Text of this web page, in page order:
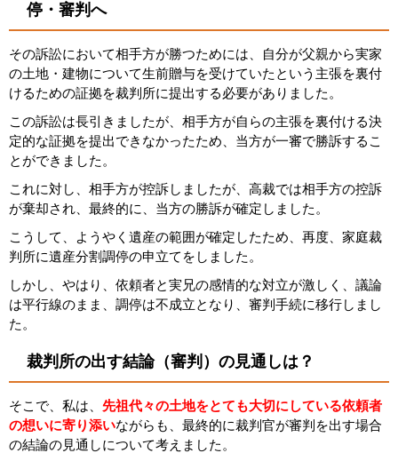
停・審判へ
その訴訟において相手方が勝つためには、自分が父親から実家
の土地・建物について生前贈与を受けていたという主張を裏付
けるための証拠を裁判所に提出する必要がありました。
この訴訟は長引きましたが、相手方が自らの主張を裏付ける決
定的な証拠を提出できなかったため、当方が一審で勝訴するこ
とができました。
これに対し、相手方が控訴しましたが、高裁では相手方の控訴
が棄却され、最終的に、当方の勝訴が確定しました。
こうして、ようやく遺産の範囲が確定したため、再度、家庭裁
判所に遺産分割調停の申立てをしました。
しかし、やはり、依頼者と実兄の感情的な対立が激しく、議論
は平行線のまま、調停は不成立となり、審判手続に移行しまし
た。
裁判所の出す結論（審判）の見通しは？
そこで、私は、 先祖代々の土地をとても大切にしている依頼者
の想いに寄り添いながらも、最終的に裁判官が審判を出す場合
の結論の見通しについて考えました。